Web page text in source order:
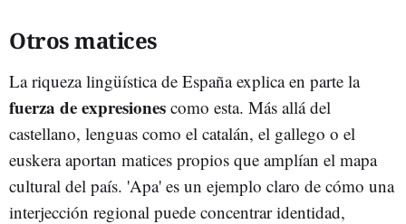
Otros matices
La riqueza lingüística de España explica en parte la
fuerza de expresiones como esta. Más allá del
castellano, lenguas como el catalán, el gallego o el
euskera aportan matices propios que amplían el mapa
cultural del país. 'Apa' es un ejemplo claro de cómo una
interjección regional puede concentrar identidad,